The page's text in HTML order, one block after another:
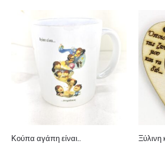
Κούπα αγάπη είναι..